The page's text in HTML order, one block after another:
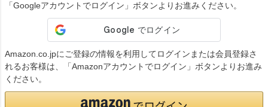
「Googleアカウントでログイン」ボタンよりお進みください。
Amazon.co.jpにご登録の情報を利用してログインまたは会員登録さ
れるお客様は、「Amazonアカウントでログイン」ボタンよりお進み
ください。